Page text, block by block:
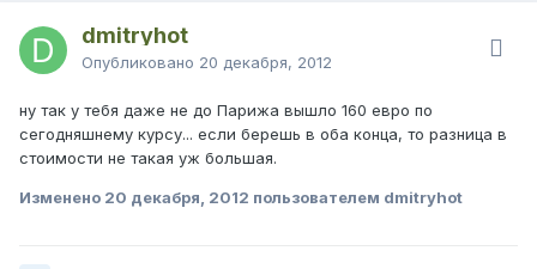
dmitryhot
Опубликовано 20 декабря, 2012
ну так у тебя даже не до Парижа вышло 160 евро по
сегодняшнему курсу... если берешь в оба конца, то разница в
стоимости не такая уж большая.
Изменено 20 декабря, 2012 пользователем dmitryhot